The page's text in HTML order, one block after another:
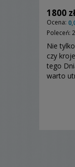
1800 zł
Ocena:
Poleceń: 2
Nie
czy
tego
warto